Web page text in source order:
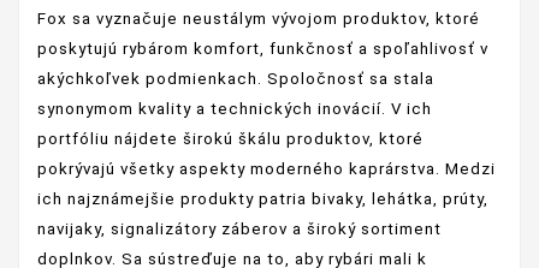
Fox sa vyznačuje neustálym vývojom produktov, ktoré
poskytujú rybárom komfort, funkčnosť a spoľahlivosť v
akýchkoľvek podmienkach. Spoločnosť sa stala
synonymom kvality a technických inovácií. V ich
portfóliu nájdete širokú škálu produktov, ktoré
pokrývajú všetky aspekty moderného kaprárstva. Medzi
ich najznámejšie produkty patria bivaky, lehátka, prúty,
navijaky, signalizátory záberov a široký sortiment
doplnkov. Sa sústreďuje na to, aby rybári mali k